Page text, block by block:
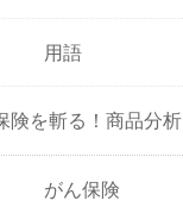
用語
険を斬る！商品分析
がん保険